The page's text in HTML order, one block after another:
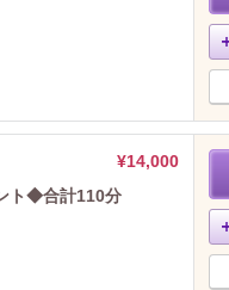
¥14,000
ト◆合計110分